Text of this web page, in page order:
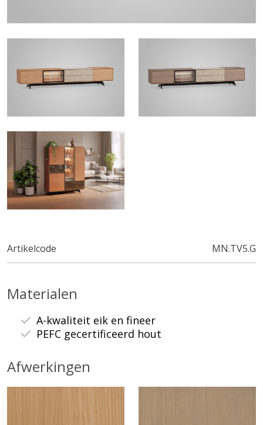
Artikelcode MN.TV5.G
Materialen
A-kwaliteit eik en fineer
PEFC gecertificeerd hout
Afwerkingen